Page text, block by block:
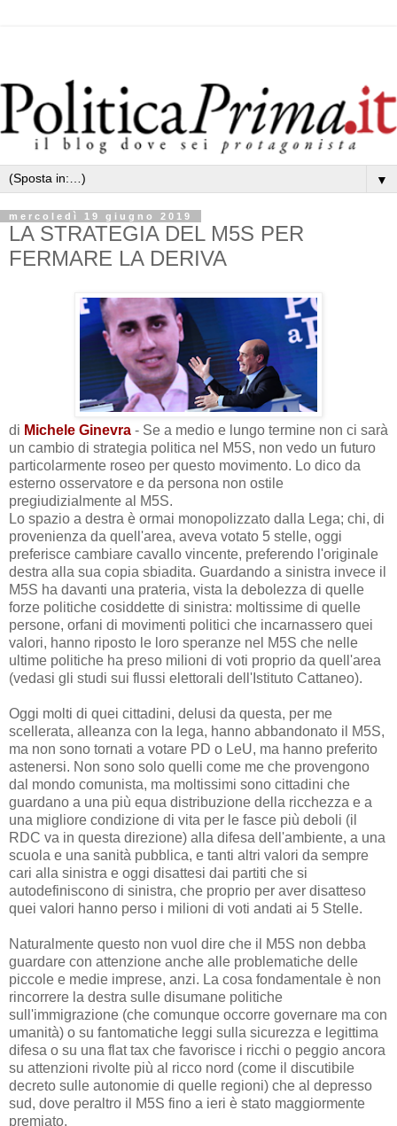
▼
mercoledì 19 giugno 2019
LA STRATEGIA DEL M5S PER
FERMARE LA DERIVA
di Michele Ginevra - Se a medio e lungo termine non ci sarà
un cambio di strategia politica nel M5S, non vedo un futuro
particolarmente roseo per questo movimento. Lo dico da
esterno osservatore e da persona non ostile
pregiudizialmente al M5S.
Lo spazio a destra è ormai monopolizzato dalla Lega; chi, di
provenienza da quell'area, aveva votato 5 stelle, oggi
preferisce cambiare cavallo vincente, preferendo l'originale
destra alla sua copia sbiadita. Guardando a sinistra invece il
M5S ha davanti una prateria, vista la debolezza di quelle
forze politiche cosiddette di sinistra: moltissime di quelle
persone, orfani di movimenti politici che incarnassero quei
valori, hanno riposto le loro speranze nel M5S che nelle
ultime politiche ha preso milioni di voti proprio da quell'area
(vedasi gli studi sui flussi elettorali dell'Istituto Cattaneo).
Oggi molti di quei cittadini, delusi da questa, per me
scellerata, alleanza con la lega, hanno abbandonato il M5S,
ma non sono tornati a votare PD o LeU, ma hanno preferito
astenersi. Non sono solo quelli come me che provengono
dal mondo comunista, ma moltissimi sono cittadini che
guardano a una più equa distribuzione della ricchezza e a
una migliore condizione di vita per le fasce più deboli (il
RDC va in questa direzione) alla difesa dell'ambiente, a una
scuola e una sanità pubblica, e tanti altri valori da sempre
cari alla sinistra e oggi disattesi dai partiti che si
autodefiniscono di sinistra, che proprio per aver disatteso
quei valori hanno perso i milioni di voti andati ai 5 Stelle.
Naturalmente questo non vuol dire che il M5S non debba
guardare con attenzione anche alle problematiche delle
piccole e medie imprese, anzi. La cosa fondamentale è non
rincorrere la destra sulle disumane politiche
sull'immigrazione (che comunque occorre governare ma con
umanità) o su fantomatiche leggi sulla sicurezza e legittima
difesa o su una flat tax che favorisce i ricchi o peggio ancora
su attenzioni rivolte più al ricco nord (come il discutibile
decreto sulle autonomie di quelle regioni) che al depresso
sud, dove peraltro il M5S fino a ieri è stato maggiormente
premiato.